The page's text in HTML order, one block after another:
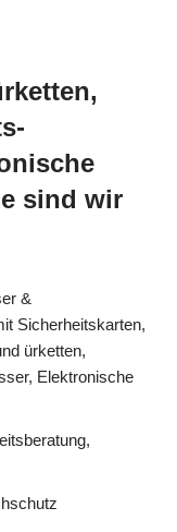
sind wir
&
Sicherheitskarten,
ürketten,
Elektronische